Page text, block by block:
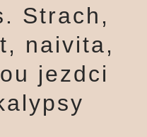
Strach,
naivita,
jezdci